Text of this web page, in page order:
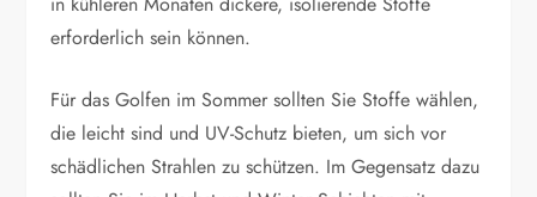
erforderlich sein können.
Für das Golfen im Sommer sollten Sie Stoffe wählen,
die leicht sind und UV-Schutz bieten, um sich vor
schädlichen Strahlen zu schützen. Im Gegensatz dazu